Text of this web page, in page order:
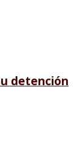
detención